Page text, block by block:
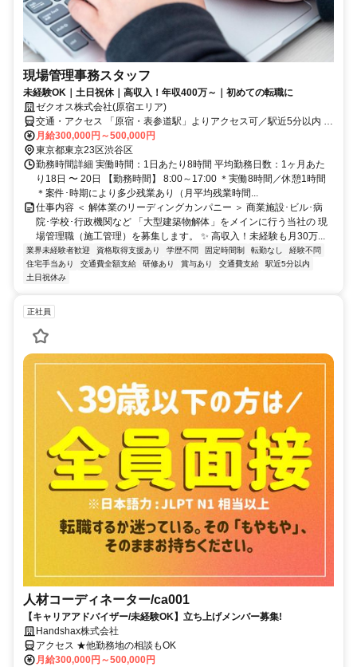
現場管理事務スタッフ
未経験OK｜土日祝休｜高収入！年収400万～｜初めての転職に
ゼクオス株式会社(原宿エリア)
交通・アクセス 「原宿・表参道駅」よりアクセス可／駅近5分以内 ※
直行直帰OK
月給300,000円～500,000円
東京都東京23区渋谷区
勤務時間詳細 実働時間：1日あたり8時間 平均勤務日数：1ヶ月あた
り18日 〜 20日 【勤務時間】 8:00～17:00 ＊実働8時間／休憩1時間
＊案件･時期により多少残業あり（月平均残業時間...
仕事内容 ＜ 解体業のリーディングカンパニー ＞ 商業施設･ビル･病
院･学校･行政機関など 「大型建築物解体」をメインに行う当社の 現
場管理職（施工管理）を募集します。 ✨ 高収入！未経験も月30万...
業界未経験者歓迎 資格取得支援あり 学歴不問 固定時間制 転勤なし
経験不問
住宅手当あり
交通費全額支給 研修あり 賞与あり 交通費支給
駅近5分以内
土日祝休み
正社員
人材コーディネーター/ca001
【キャリアアドバイザー/未経験OK】立ち上げメンバー募集!
Handshax株式会社
アクセス ★他勤務地の相談もOK
月給300,000円～500,000円